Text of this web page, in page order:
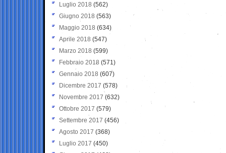
Luglio 2018 (562)
Giugno 2018 (563)
Maggio 2018 (634)
Aprile 2018 (547)
Marzo 2018 (599)
Febbraio 2018 (571)
Gennaio 2018 (607)
Dicembre 2017 (578)
Novembre 2017 (632)
Ottobre 2017 (579)
Settembre 2017 (456)
Agosto 2017 (368)
Luglio 2017 (450)